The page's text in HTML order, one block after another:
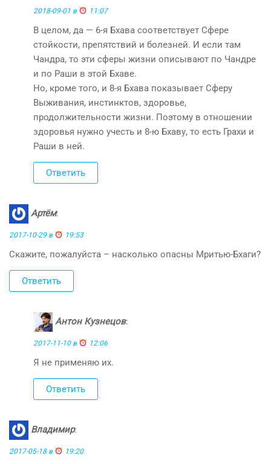
2018-09-01 в 11:07
В целом, да — 6-я Бхава соответствует Сфере
стойкости, препятствий и болезней. И если там
Чандра, то эти сферы жизни описывают по Чандре
и по Раши в этой Бхаве.
Но, кроме того, и 8-я Бхава показывает Сферу
Выживания, инстинктов, здоровье,
продолжительности жизни. Поэтому в отношении
здоровья нужно учесть и 8-ю Бхаву, то есть Грахи и
Раши в ней.
Ответить
Артём:
2017-10-29 в 19:53
Скажите, пожалуйста – насколько опасны Мритью-Бхаги?
Ответить
Антон Кузнецов:
2017-11-10 в 12:06
Я не применяю их.
Ответить
Владимир:
2017-05-18 в 19:20